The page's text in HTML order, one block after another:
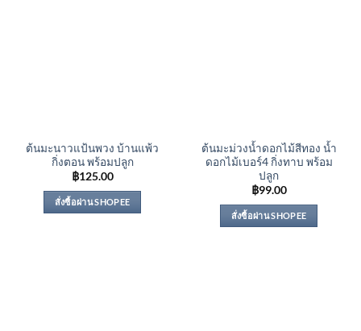
ต้นมะนาวแป้นพวง บ้านแพ้ว
กิ่งตอน พร้อมปลูก
฿125.00
สั่งซื้อผ่าน SHOPEE
ต้นมะม่วงน้ำดอกไม้สีทอง น้ำ
ดอกไม้เบอร์4 กิ่งทาบ พร้อม
ปลูก
฿99.00
สั่งซื้อผ่าน SHOPEE